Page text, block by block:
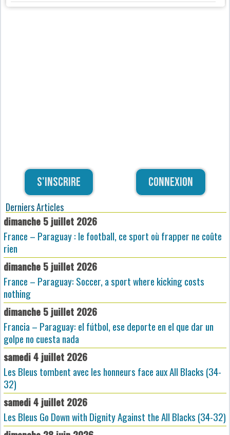
S'inscrire Connexion
Derniers Articles
dimanche 5 juillet 2026
France – Paraguay : le football, ce sport où frapper ne coûte
rien
dimanche 5 juillet 2026
France – Paraguay: Soccer, a sport where kicking costs
nothing
dimanche 5 juillet 2026
Francia – Paraguay: el fútbol, ese deporte en el que dar un
golpe no cuesta nada
samedi 4 juillet 2026
Les Bleus tombent avec les honneurs face aux All Blacks (34-
32)
samedi 4 juillet 2026
Les Bleus Go Down with Dignity Against the All Blacks (34-32)